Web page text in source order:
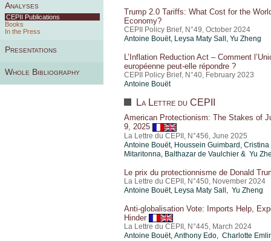
Analyses
CEPII Publications
Books
In the Press
Presentations
Whole Bibliography
Trump 2.0 Tariffs: What Cost for the
Economy?
CEPII Policy Brief, N°49, October 2024
Antoine Bouët, Leysa Maty Sall, Yu Zheng
L’Inflation Reduction Act – Comment
européenne peut-elle répondre ?
CEPII Policy Brief, N°40, February 2023
Antoine Bouët
La Lettre du CEPII
American Protectionism: The Stakes of
9, 2025
La Lettre du CEPII, N°456, June 2025
Antoine Bouët, Houssein Guimbard Cristina
Mitaritonna Balthazar de Vaulchier & Yu
Le prix du protectionnisme de Donald
La Lettre du CEPII, N°450, November 2024
Antoine Bouët, Leysa Maty Sall, Yu Zheng
Anti-globalisation Vote: Imports Help,
Hinder
La Lettre du CEPII, N°445, March 2024
Antoine Bouët, Anthony Edo, Charlotte